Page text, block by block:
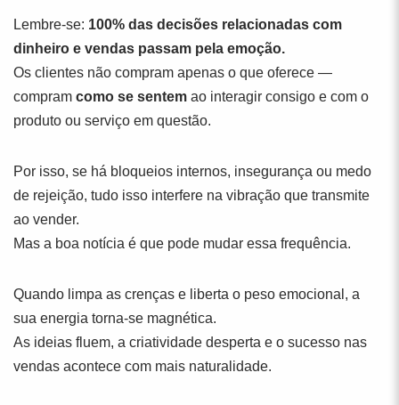
Lembre-se: 100% das decisões relacionadas com
dinheiro e vendas passam pela emoção.
Os clientes não compram apenas o que oferece —
compram como se sentem ao interagir consigo e com o
produto ou serviço em questão.
Por isso, se há bloqueios internos, insegurança ou medo
de rejeição, tudo isso interfere na vibração que transmite
ao vender.
Mas a boa notícia é que pode mudar essa frequência.
Quando limpa as crenças e liberta o peso emocional, a
sua energia torna-se magnética.
As ideias fluem, a criatividade desperta e o sucesso nas
vendas acontece com mais naturalidade.